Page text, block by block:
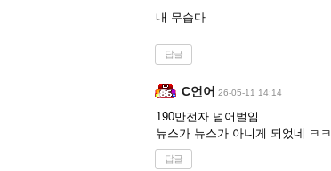
내 무습다
답글
C언어 26-05-11 14:14
190만전자 넘어벌임
뉴스가 뉴스가 아니게 되었네 ㅋㅋ
답글